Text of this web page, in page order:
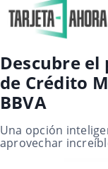
Descubre
de Crédito
BBVA
Una opción
aprovechar